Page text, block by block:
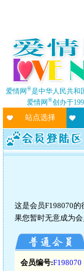
爱情网®是中华人民共和
爱情网®创办于
站点选择
这是会员F198070
果您暂时无意成为
会员编号:F198070